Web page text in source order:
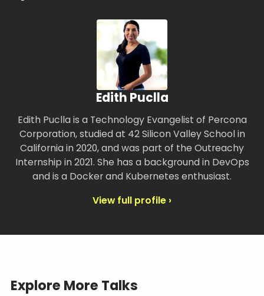
Edith Puclla
Edith Puclla is a Technology Evangelist of Percona
Corporation, studied at 42 Silicon Valley School in
California in 2020, and was part of the Outreachy
Internship in 2021. She has a background in DevOps
and is a Docker and Kubernetes enthusiast.
View full profile ›
Explore More Talks